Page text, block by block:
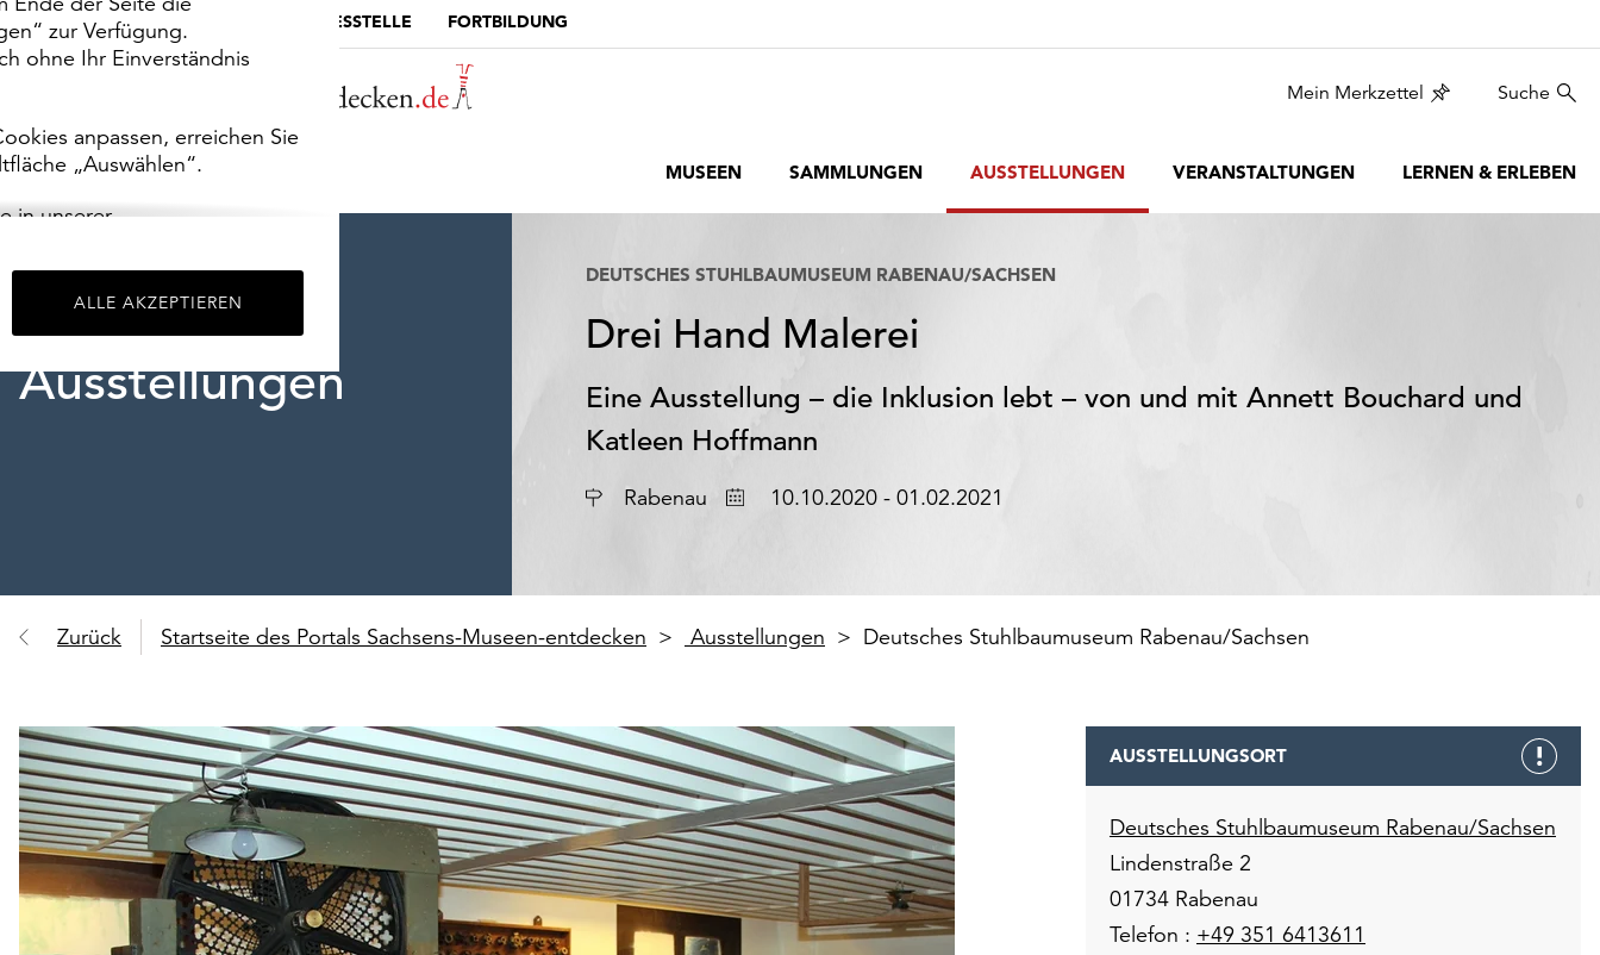
zur Verfügung.
ohne Ihr Einverständnis
anpassen, erreichen Sie
„Auswählen“.
in unserer
ALLE AKZEPTIEREN
MUSEUMSPORTAL DIE LANDESSTELLE FORTBILDUNG
Mein Merkzettel Suche
MUSEEN SAMMLUNGEN AUSSTELLUNGEN VERANSTALTUNGEN LERNEN & ERLEBEN
Ausstellungen
DEUTSCHES STUHLBAUMUSEUM RABENAU/SACHSEN
Drei Hand Malerei
Eine Ausstellung – die Inklusion lebt – von und mit Annett Bouchard und
Katleen Hoffmann
Ort Rabenau Datum10.10.2020 - 01.02.2021
Zurück Startseite des Portals Sachsens-Museen-entdecken Ausstellungen Deutsches Stuhlbaumuseum Rabenau/Sachsen
AUSSTELLUNGSORT
Deutsches Stuhlbaumuseum Rabenau/Sachsen
Lindenstraße 2
01734 Rabenau
Telefon : +49 351 6413611